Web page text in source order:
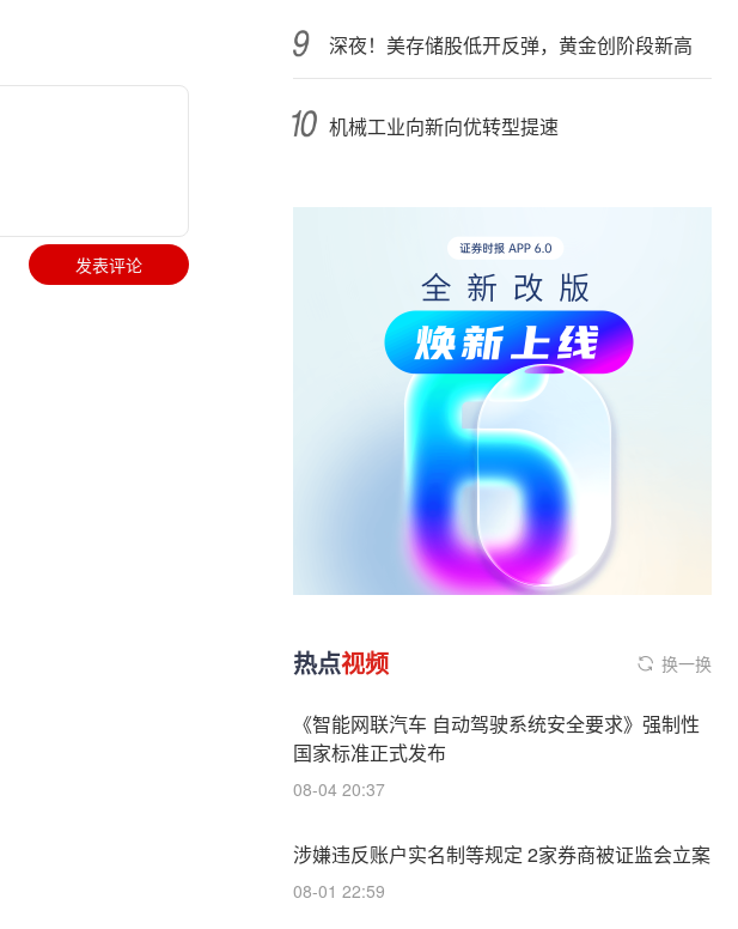
发表评论
深夜！美存储股低开反弹，黄金创阶段新高
机械工业向新向优转型提速
热点视频 换一换
《智能网联汽车 自动驾驶系统安全要求》强制性
国家标准正式发布
08-04 20:37
涉嫌违反账户实名制等规定 2家券商被证监会立案
08-01 22:59